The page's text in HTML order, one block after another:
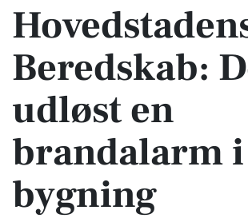
Beredskab:
udløst en
brandalarm
bygning